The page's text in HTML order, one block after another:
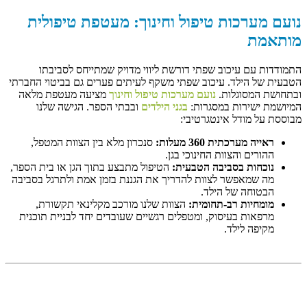
נועם מערכות טיפול וחינוך: מעטפת טיפולית
מותאמת
התמודדות עם עיכוב שפתי דורשת ליווי מדויק שמתייחס לסביבתו
הטבעית של הילד. עיכוב שפתי משקף לעיתים פערים גם בביטוי החברתי
ובתחושת המסוגלות. נועם מערכות טיפול וחינוך מציעה מעטפת מלאה
המיושמת ישירות במסגרות: בגני הילדים ובבתי הספר. הגישה שלנו
מבוססת על מודל אינטגרטיבי:
ראייה מערכתית 360 מעלות:
סנכרון מלא בין הצוות המטפל,
ההורים והצוות החינוכי בגן.
נוכחות בסביבה הטבעית: הטיפול מתבצע בתוך הגן או בית הספר,
מה שמאפשר לצוות להדריך את הגננת בזמן אמת ולתרגל בסביבה
הבטוחה של הילד.
מומחיות רב-תחומית: הצוות שלנו מורכב מקלינאי תקשורת,
מרפאות בעיסוק, ומטפלים רגשיים שעובדים יחד לבניית תוכנית
מקיפה לילד.